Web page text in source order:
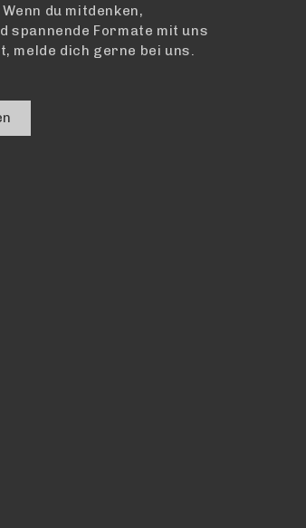
du mitdenken,
spannende Formate mit uns
melde dich gerne bei uns.